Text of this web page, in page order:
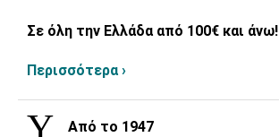
Σε όλη την Ελλάδα από 100€ και άνω!
Περισσότερα ›
Από το 1947